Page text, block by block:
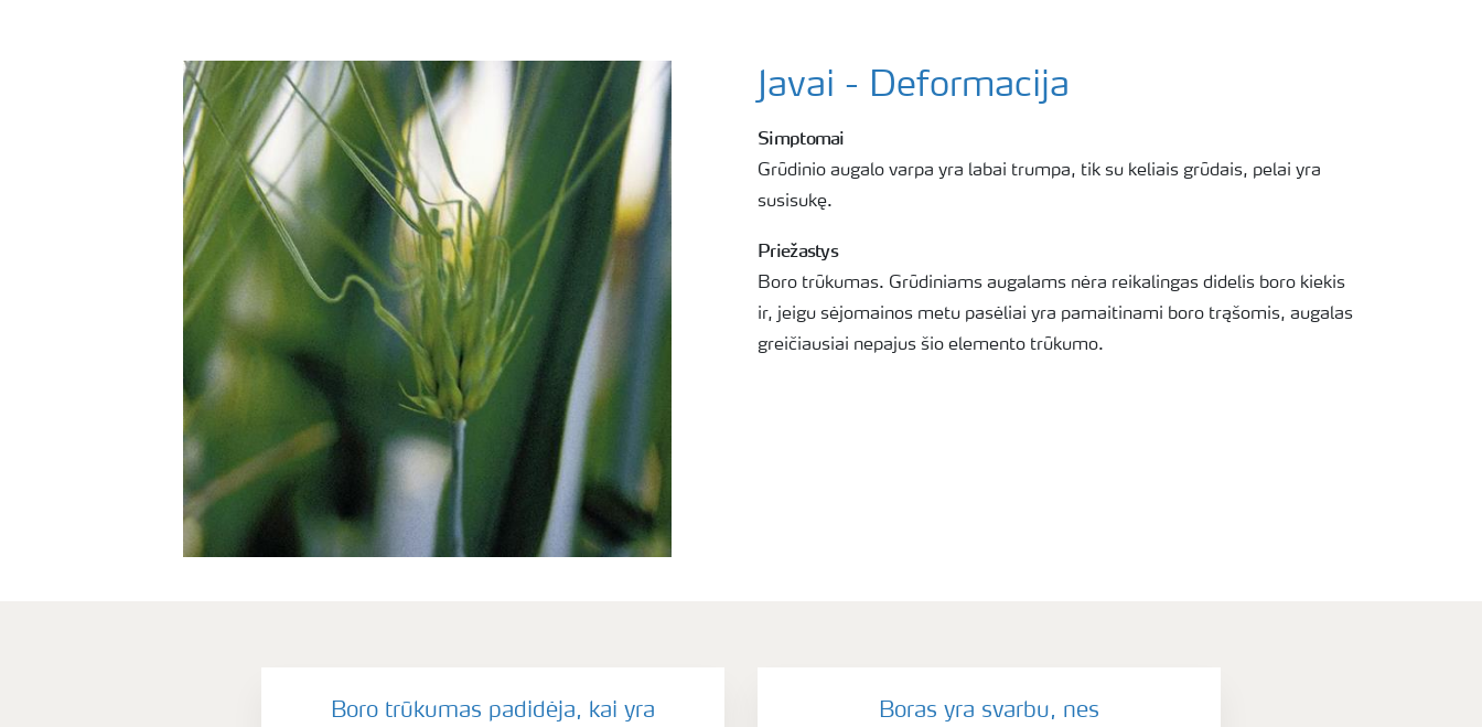
Javai - Deformacija
Simptomai
Grūdinio augalo varpa yra labai trumpa, tik su keliais grūdais, pelai yra
susisukę.
Priežastys
Boro trūkumas. Grūdiniams augalams nėra reikalingas didelis boro kiekis
ir, jeigu sėjomainos metu pasėliai yra pamaitinami boro trąšomis, augalas
greičiausiai nepajus šio elemento trūkumo.
Boro trūkumas padidėja, kai yra Boras yra svarbu, nes